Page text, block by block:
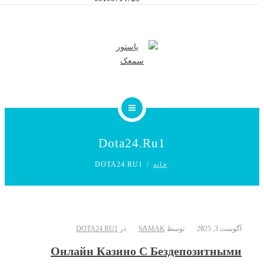
Dota24.ru1
خانه DOTA24.RU1
آگوست 3, 2025 توسطSAMAK درDOTA24.RU1
Онлайн Казино С Бездепозитными